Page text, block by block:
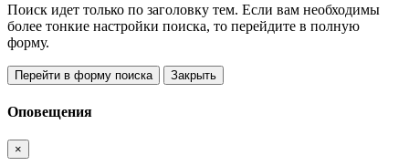
Поиск идет только по заголовку тем. Если вам необходимы
более тонкие настройки поиска, то перейдите в полную
форму.
Перейти в форму поиска Закрыть
Оповещения
×